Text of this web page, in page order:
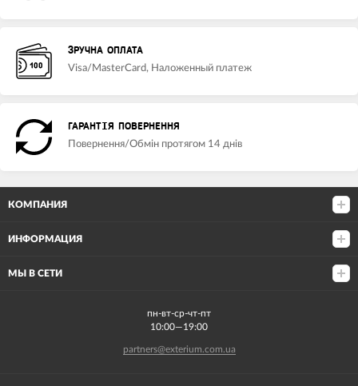
ЗРУЧНА ОПЛАТА
Visa/MasterCard, Наложенный платеж
ГАРАНТІЯ ПОВЕРНЕННЯ
Повернення/Обмін протягом 14 днів
КОМПАНИЯ
ИНФОРМАЦИЯ
МЫ В СЕТИ
пн-вт-ср-чт-пт
10:00—19:00
partners@exterium.com.ua